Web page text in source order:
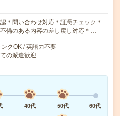
＊問い合わせ対応＊証憑チェック＊
備のある内容の差し戻し対応＊…
クOK / 英語力不要
の派遣歓迎
40代 50代
60代